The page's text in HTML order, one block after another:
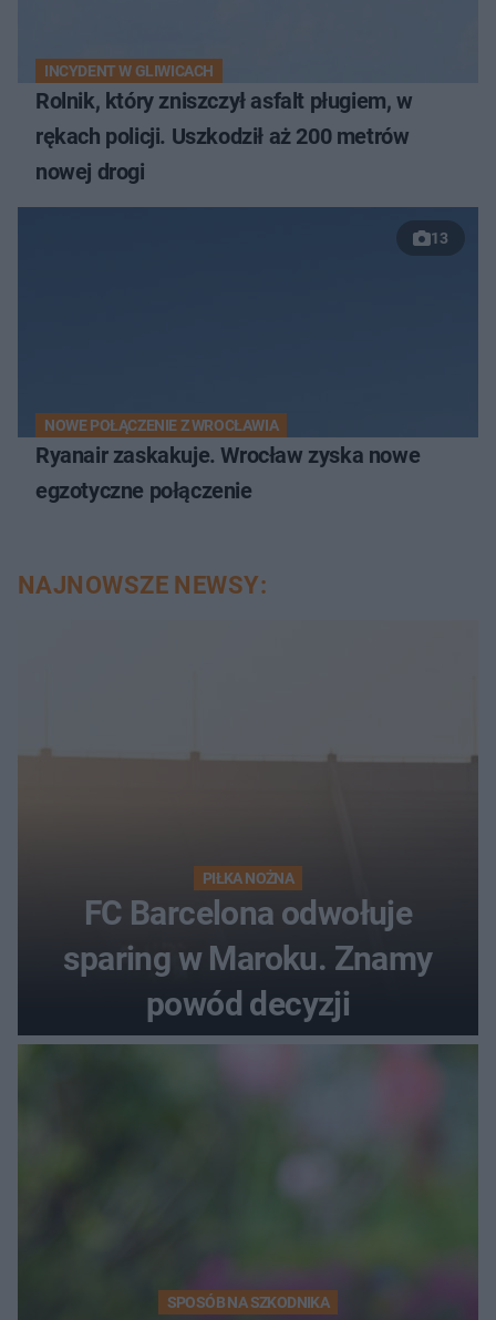
INCYDENT W GLIWICACH
Rolnik, który zniszczył asfalt pługiem, w
rękach policji. Uszkodził aż 200 metrów
nowej drogi
13
NOWE POŁĄCZENIE Z WROCŁAWIA
Ryanair zaskakuje. Wrocław zyska nowe
egzotyczne połączenie
NAJNOWSZE NEWSY:
PIŁKA NOŻNA
FC Barcelona odwołuje
sparing w Maroku. Znamy
powód decyzji
SPOSÓB NA SZKODNIKA